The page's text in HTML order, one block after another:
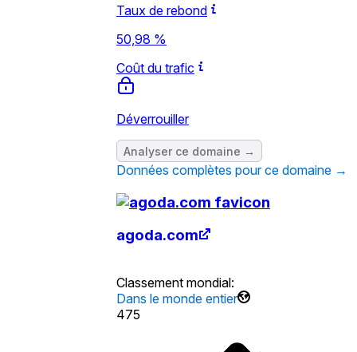
Taux de rebond
50,98 %
Coût du trafic
Déverrouiller
Analyser ce domaine →
Données complètes pour ce domaine →
agoda.com
Classement mondial:
Dans le monde entier
475